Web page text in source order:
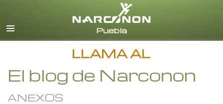
Español
Todas las Regiones/Idiomas
LLAMA AL
El blog de Narconon
ANEXOS